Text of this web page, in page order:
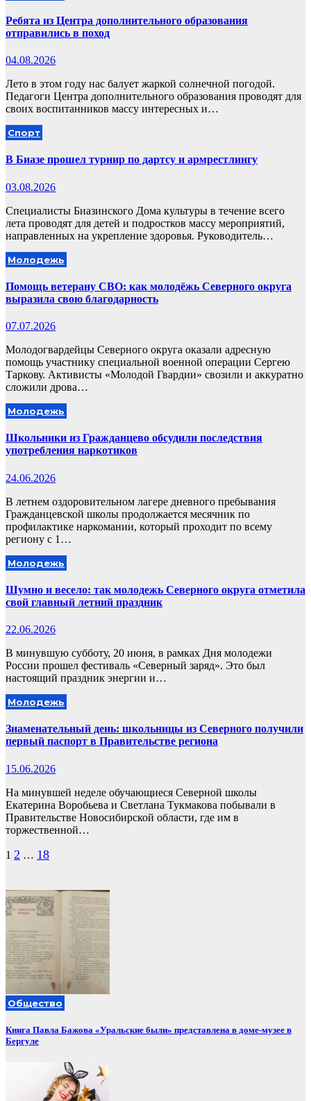
Ребята из Центра дополнительного образования
отправились в поход
04.08.2026
Лето в этом году нас балует жаркой солнечной погодой.
Педагоги Центра дополнительного образования проводят для
своих воспитанников массу интересных и…
Спорт
В Биазе прошел турнир по дартсу и армрестлингу
03.08.2026
Специалисты Биазинского Дома культуры в течение всего
лета проводят для детей и подростков массу мероприятий,
направленных на укрепление здоровья. Руководитель…
Молодежь
Помощь ветерану СВО: как молодёжь Северного округа
выразила свою благодарность
07.07.2026
Молодогвардейцы Северного округа оказали адресную
помощь участнику специальной военной операции Сергею
Таркову. Активисты «Молодой Гвардии» свозили и аккуратно
сложили дрова…
Молодежь
Школьники из Гражданцево обсудили последствия
употребления наркотиков
24.06.2026
В летнем оздоровительном лагере дневного пребывания
Гражданцевской школы продолжается месячник по
профилактике наркомании, который проходит по всему
региону с 1…
Молодежь
Шумно и весело: так молодежь Северного округа отметила
свой главный летний праздник
22.06.2026
В минувшую субботу, 20 июня, в рамках Дня молодежи
России прошел фестиваль «Северный заряд». Это был
настоящий праздник энергии и…
Молодежь
Знаменательный день: школьницы из Северного получили
первый паспорт в Правительстве региона
15.06.2026
На минувшей неделе обучающиеся Северной школы
Екатерина Воробьева и Светлана Тукмакова побывали в
Правительстве Новосибирской области, где им в
торжественной…
Пагинация
1 2 … 18
Общество
Книга Павла Бажова «Уральские были» представлена в доме-музее в
Бергуле